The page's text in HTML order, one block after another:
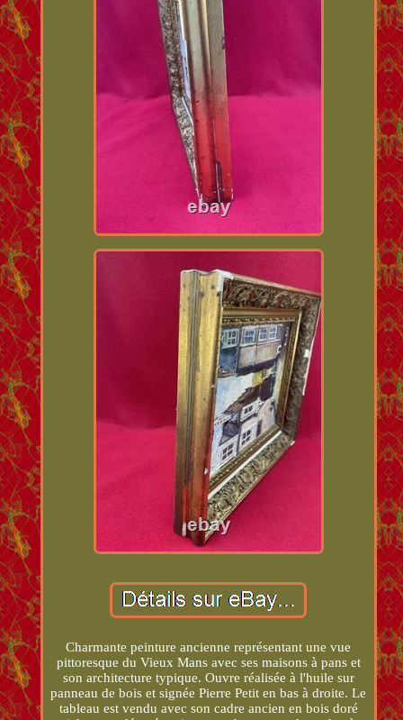
Charmante peinture ancienne représentant une vue
pittoresque du Vieux Mans avec ses maisons à pans et
son architecture typique. Ouvre réalisée à l'huile sur
panneau de bois et signée Pierre Petit en bas à droite. Le
tableau est vendu avec son cadre ancien en bois doré